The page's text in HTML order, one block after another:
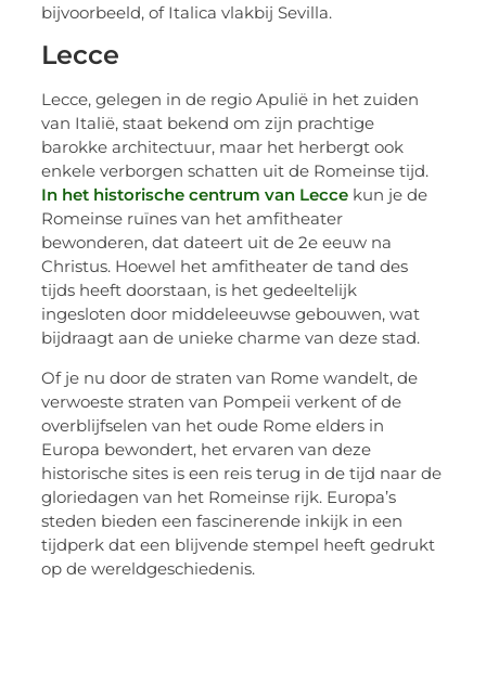
bijvoorbeeld, of Italica vlakbij Sevilla.
Lecce
Lecce, gelegen in de regio Apulië in het zuiden
van Italië, staat bekend om zijn prachtige
barokke architectuur, maar het herbergt ook
enkele verborgen schatten uit de Romeinse tijd.
In het historische centrum van Lecce kun je de
Romeinse ruïnes van het amfitheater
bewonderen, dat dateert uit de 2e eeuw na
Christus. Hoewel het amfitheater de tand des
tijds heeft doorstaan, is het gedeeltelijk
ingesloten door middeleeuwse gebouwen, wat
bijdraagt aan de unieke charme van deze stad.
Of je nu door de straten van Rome wandelt, de
verwoeste straten van Pompeii verkent of de
overblijfselen van het oude Rome elders in
Europa bewondert, het ervaren van deze
historische sites is een reis terug in de tijd naar de
gloriedagen van het Romeinse rijk. Europa’s
steden bieden een fascinerende inkijk in een
tijdperk dat een blijvende stempel heeft gedrukt
op de wereldgeschiedenis.